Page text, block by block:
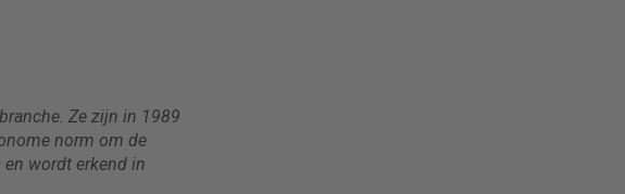
Ze zijn in 1989
norm om de
wordt erkend in